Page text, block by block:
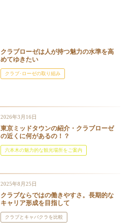
クラブローゼは人が持つ魅力の水準を高
めてゆきたい
クラブ･ローゼの取り組み
2026年3月16日
東京ミッドタウンの紹介・クラブローゼ
の近くに何があるの！？
六本木の魅力的な観光場所をご案内
2025年8月25日
クラブならではの働きやすさ。長期的な
キャリア形成を目指して
クラブとキャバクラを比較